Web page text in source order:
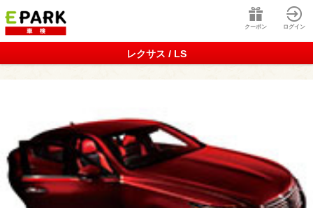
クーポン ログイン
レクサス / LS